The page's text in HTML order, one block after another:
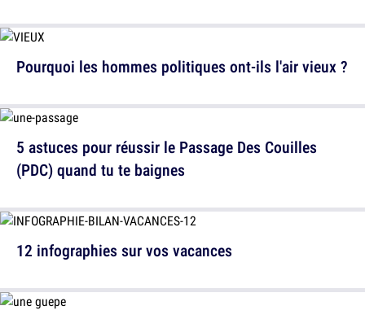
5 astuces pour réussir le Passage Des Couilles
(PDC) quand tu te baignes
Pourquoi les hommes politiques ont-ils l'air vieux ?
12 infographies sur vos vacances